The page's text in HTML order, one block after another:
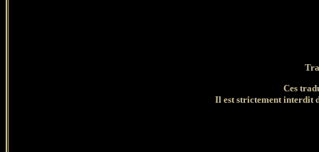
Ces
Il est strictement interdit